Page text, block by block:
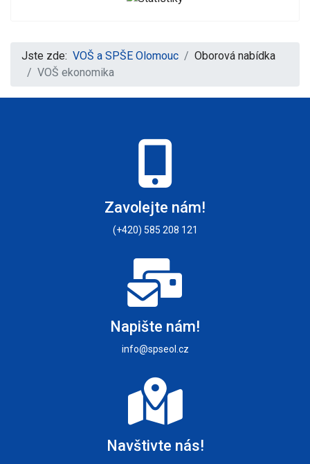
Jste zde: VOŠ a SPŠE Olomouc
Oborová nabídka
VOŠ ekonomika
Zavolejte nám!
(+420) 585 208 121
Napište nám!
info@spseol.cz
Navštivte nás!